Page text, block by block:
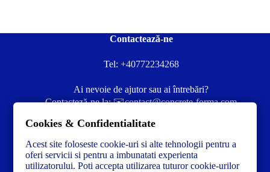
Contactează-ne
Tel: +40772234268
Ai nevoie de ajutor sau ai întrebări?
Contacteză-ne la:✉️contact@concrete-forma.com
Cookies & Confidentialitate
Acest site foloseste cookie-uri si alte tehnologii pentru a
oferi servicii si pentru a imbunatati experienta
utilizatorului. Poti accepta utilizarea tuturor cookie-urilor